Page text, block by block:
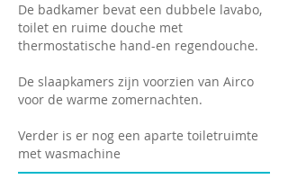
De badkamer bevat een dubbele lavabo,
toilet en ruime douche met
thermostatische hand-en regendouche.
De slaapkamers zijn voorzien van Airco
voor de warme zomernachten.
Verder is er nog een aparte toiletruimte
met wasmachine